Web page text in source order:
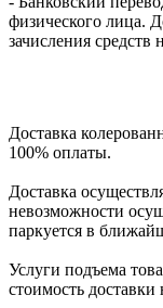
физического лица.
зачисления средств
Доставка
100% оплаты.
Доставка
невозможности
паркуется в
Услуги подъема
стоимость